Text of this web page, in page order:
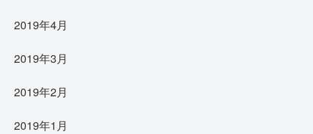
2019年4月
2019年3月
2019年2月
2019年1月